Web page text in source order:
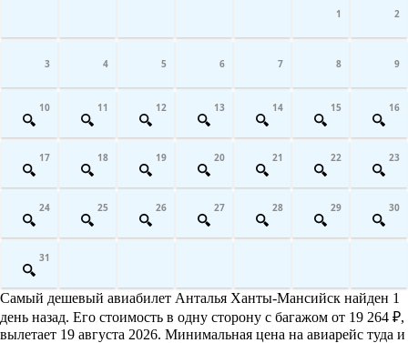
1 2
3 4 5 6 7 8 9
10 11 12 13 14 15 16
17 18 19 20 21 22 23
24 25 26 27 28 29 30
31
Самый дешевый авиабилет Анталья Ханты-Мансийск найден 1
день назад. Его стоимость в одну сторону с багажом от 19 264 ₽,
вылетает 19 августа 2026. Минимальная цена на авиарейс туда и